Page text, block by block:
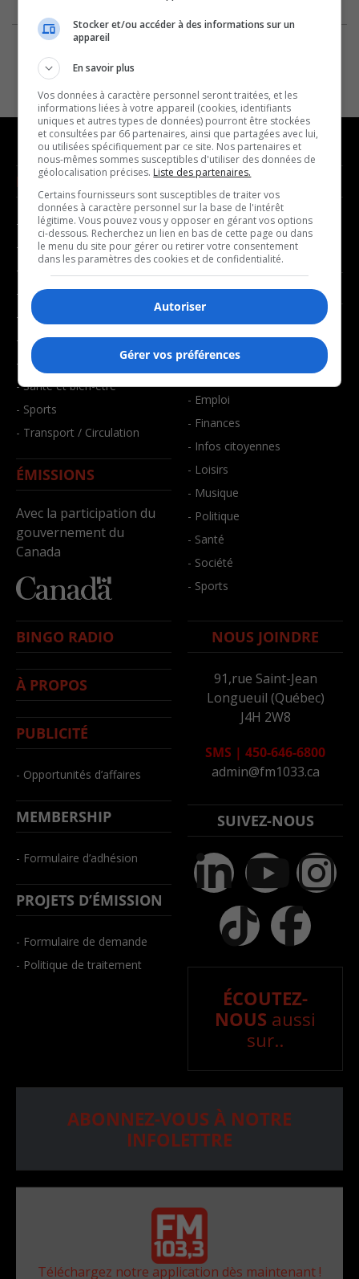
NOUVELLES
- Affaires municipales
- Communauté / Social
- Culture
- Économie
- Éducation
- Environnement
- Faits divers
- Santé et bien-être
- Sports
- Transport / Circulation
ÉMISSIONS
Avec la participation du
gouvernement du
Canada
MUSIQUE
- Décompte franco
- Joué récemment
BALADOS
- Art de vivre
- Bien-être
- Emploi
- Finances
- Infos citoyennes
- Loisirs
- Musique
- Politique
- Santé
- Société
- Sports
BINGO RADIO
À PROPOS
PUBLICITÉ
- Opportunités d’affaires
MEMBERSHIP
- Formulaire d’adhésion
PROJETS D’ÉMISSION
- Formulaire de demande
- Politique de traitement
NOUS JOINDRE
91,rue Saint-Jean
Longueuil (Québec)
J4H 2W8
SMS | 450-646-6800
admin@fm1033.ca
SUIVEZ-NOUS
ÉCOUTEZ-
NOUS aussi
sur..
ABONNEZ-VOUS À NOTRE
INFOLETTRE
Téléchargez notre application dès maintenant !
Stocker et/ou accéder à des informations sur un
appareil
En savoir plus
Vos données à caractère personnel seront traitées, et les
informations liées à votre appareil (cookies, identifiants
uniques et autres types de données) pourront être stockées
et consultées par 66 partenaires, ainsi que partagées avec lui,
ou utilisées spécifiquement par ce site. Nos partenaires et
nous-mêmes sommes susceptibles d'utiliser des données de
géolocalisation précises. Liste des partenaires.
Certains fournisseurs sont susceptibles de traiter vos
données à caractère personnel sur la base de l'intérêt
légitime. Vous pouvez vous y opposer en gérant vos options
ci-dessous. Recherchez un lien en bas de cette page ou dans
le menu du site pour gérer ou retirer votre consentement
dans les paramètres des cookies et de confidentialité.
Autoriser
Gérer vos préférences